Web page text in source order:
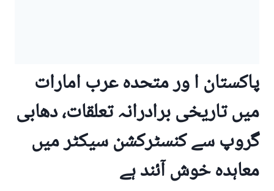
پاکستان ا ور متحدہ عرب امارات
میں تاریخی برادرانہ تعلقات، دھابی
گروپ سے کنسٹرکشن سیکٹر میں
معاہدہ خوش آئند ہے